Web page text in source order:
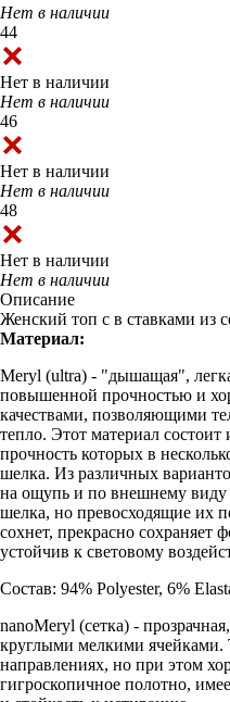
Нет в наличии
44
Нет в наличии
Нет в наличии
46
Нет в наличии
Нет в наличии
48
Нет в наличии
Нет в наличии
Описание
Женский топ с в ставками из
Материал:
Meryl (ultra) - "дышащая",
повышенной прочностью и
качествами, позволяющими
тепло. Этот материал
прочность которых в
шелка. Из различных
на ощупь и по внешнему виду
шелка, но превосходящие их
сохнет, прекрасно сохраняет
устойчив к световому
Состав: 94% Polyester, 6%
nanoMeryl (cетка) -
круглыми мелкими ячейками.
направлениях, но при этом
гигроскопичное полотно,